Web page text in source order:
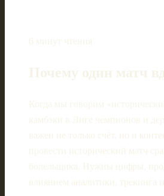
6 минут чтения
Почему один матч
Когда мы говорим
камбэки в Лиге чемпионов и
важен не только счёт, но и
провести исторический матч
болельщика. Нужны цифры,
влиянием аналитики,